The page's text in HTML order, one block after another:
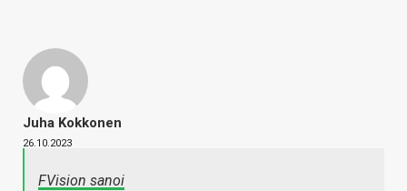
Juha Kokkonen
26.10.2023
FVision sanoi